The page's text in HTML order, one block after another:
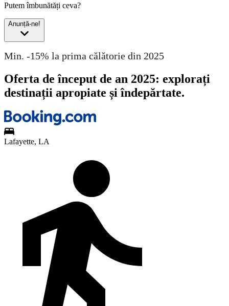
Putem îmbunătăți ceva?
Anunță-ne!
Min. -15% la prima călătorie din 2025
Oferta de început de an 2025: explorați
destinații apropiate și îndepărtate.
Lafayette, LA